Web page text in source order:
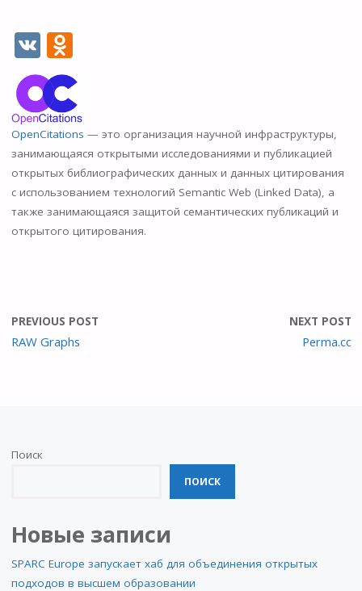
V
K
O
d
n
o
kl
as
s
ni
OpenCitations — это организация научной инфраструктуры,
занимающаяся открытыми исследованиями и публикацией
открытых библиографических данных и данных цитирования
с использованием технологий Semantic Web (Linked Data), а
также занимающаяся защитой семантических публикаций и
открытого цитирования.
PREVIOUS POST
RAW Graphs
NEXT POST
Perma.cc
Поиск
ПОИСК
Новые записи
SPARC Europe запускает хаб для объединения открытых
подходов в высшем образовании